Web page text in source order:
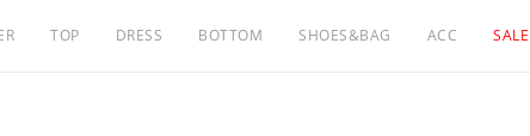
TOP DRESS BOTTOM SHOES&BAG ACC SALE